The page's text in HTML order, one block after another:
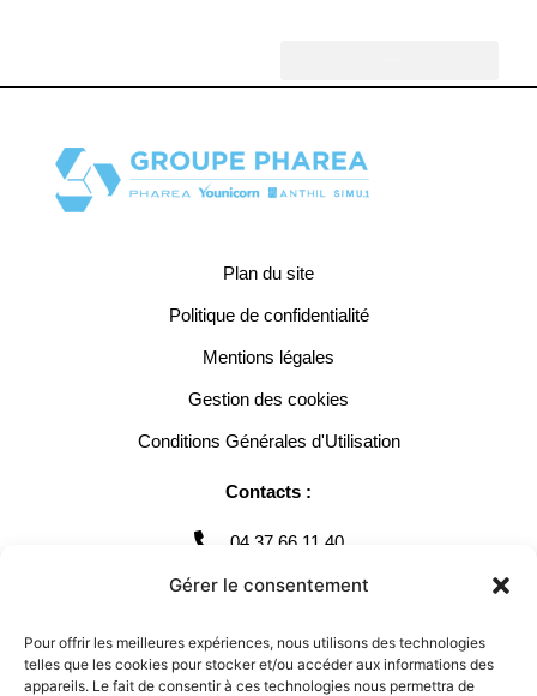
Gérer le consentement
Pour offrir les meilleures expériences, nous utilisons des technologies
telles que les cookies pour stocker et/ou accéder aux informations des
appareils. Le fait de consentir à ces technologies nous permettra de
Plan du site
Politique de confidentialité
Mentions légales
Gestion des cookies
Conditions Générales d'Utilisation
Contacts :
04 37 66 11 40
contact@pharea.com
Siège social :